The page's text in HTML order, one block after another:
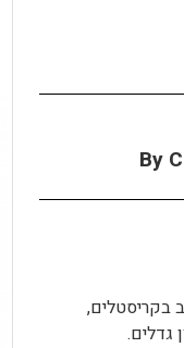
By
בקריסטלים,
גדלים.